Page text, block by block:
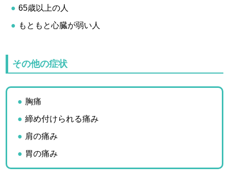
65歳以上の人
もともと心臓が弱い人
その他の症状
胸痛
締め付けられる痛み
肩の痛み
胃の痛み